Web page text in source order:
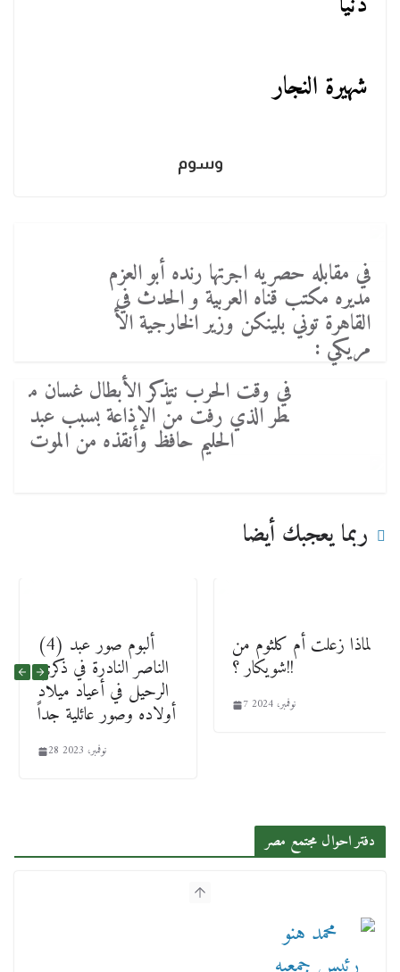
شهيرة النجار
وسوم
في مقابله حصريه اجرتها رنده أبو العزم
مديره مكتب قناه العربية و الحدث في
القاهرة توني بلينكن وزير الخارجية الأ
مريكي :
في وقت الحرب نتذكر الأبطال غسان م
طر الذي رفت منّ الإذاعة بسبب عبد
الحليم حافظ وأنقذه من الموت
ربما يعجبك أيضا
(4) ألبوم صور عبد
الناصر النادرة في ذكري
الرحيل في أعياد ميلاد
أولاده وصور عائلية جداً
28 نوفمبر، 2023
لماذا زعلت أم كلثوم من
شويكار ؟!!
7 نوفمبر، 2024
دفتر احوال مجتمع مصر